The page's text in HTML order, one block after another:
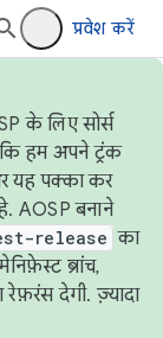
प्रवेश करें
के लिए सोर्स
हम अपने ट्रंक
यह पक्का कर
AOSP बनाने
release का
ब्रांच,
देगी. ज़्यादा